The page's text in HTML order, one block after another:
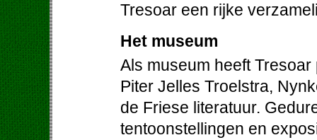
Tresoar een rijke
Het museum
Als museum heeft
Piter Jelles Troelstra,
de Friese literatuur.
tentoonstellingen en